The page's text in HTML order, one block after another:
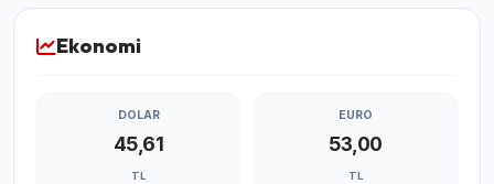
Ekonomi
DOLAR
45,61
TL
EURO
53,00
TL